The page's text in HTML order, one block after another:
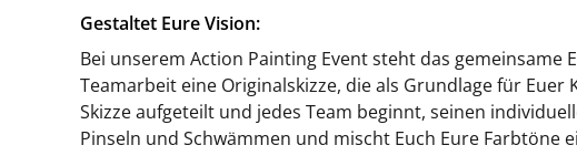
Gestaltet Eure Vision:
Bei unserem Action Painting Event steht das
Teamarbeit eine Originalskizze, die als Grundlage für
Skizze aufgeteilt und jedes Team beginnt, seinen
Pinseln und Schwämmen und mischt Euch Eure Farbtöne